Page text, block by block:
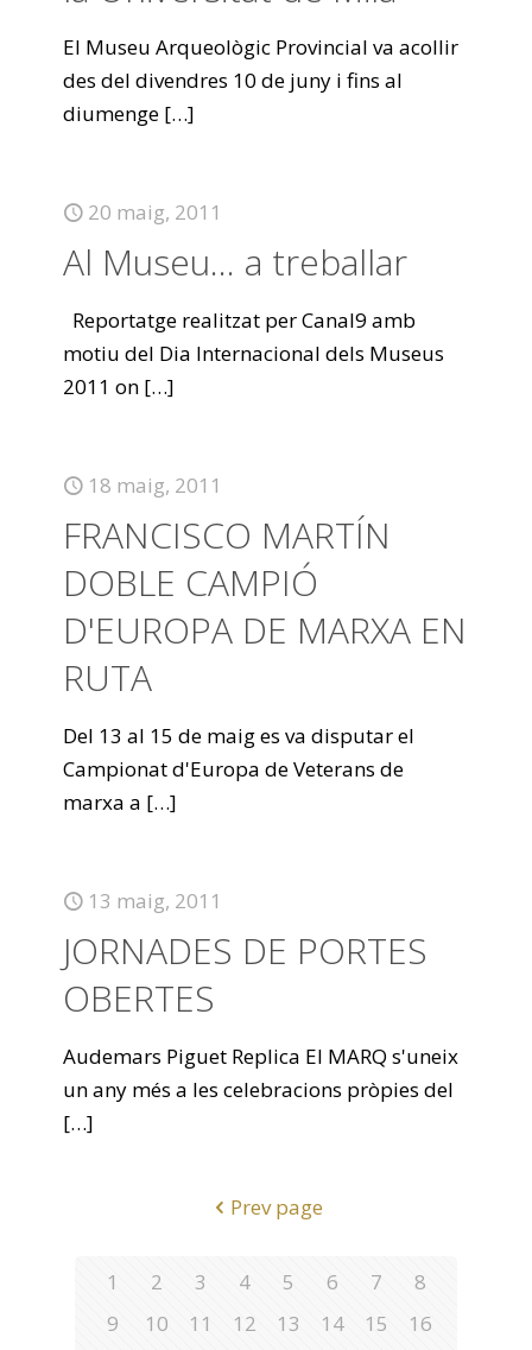
El Museu Arqueològic Provincial va acollir
des del divendres 10 de juny i fins al
diumenge […]
20 maig, 2011
Al Museu… a treballar
Reportatge realitzat per Canal9 amb
motiu del Dia Internacional dels Museus
2011 on […]
18 maig, 2011
FRANCISCO MARTÍN
DOBLE CAMPIÓ
D'EUROPA DE MARXA EN
RUTA
Del 13 al 15 de maig es va disputar el
Campionat d'Europa de Veterans de
marxa a […]
13 maig, 2011
JORNADES DE PORTES
OBERTES
Audemars Piguet Replica El MARQ s'uneix
un any més a les celebracions pròpies del
[…]
Prev page
1 2 3 4 5 6 7
8
9
10 11 12 13 14 15
16